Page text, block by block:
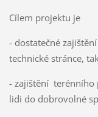
Cílem projektu je
- dostatečné
technické stránce,
- zajištění terénního
lidi do dobrovolné